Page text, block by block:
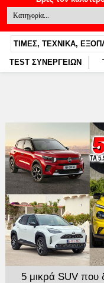
TEST ΣΥΝΕΡΓΕΙΩΝ
5 μικρά SUV που